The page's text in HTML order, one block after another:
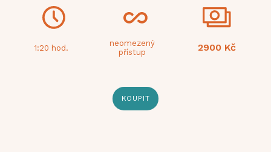
1:20 hod.
neomezený
přístup
2900 Kč
KOUPIT